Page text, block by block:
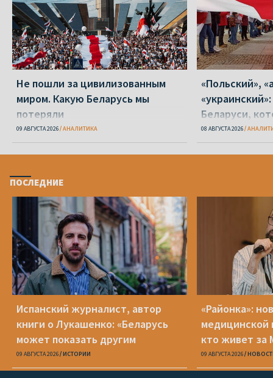
Не пошли за цивилизованным
миром. Какую Беларусь мы
потеряли
09 АВГУСТА 2026 АНАЛИТИКА
«Польский»,
Беларуси,
08 АВГУСТА 2026
ПОСЛЕДНИЕ
Испанский журналист, автор
книги о Лукашенко: «Беларусь
может показать другим
странам, что может случиться с
демократией»
09 АВГУСТА 2026 ИСТОРИИ
«Районка»:
медицинской
кто живет за
09 АВГУСТА 2026